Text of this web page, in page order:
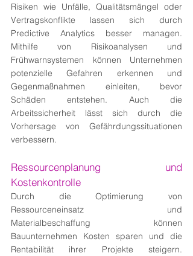
Risiken wie Unfälle, Qualitätsmängel oder
Vertragskonflikte lassen sich durch
Predictive Analytics besser managen.
Mithilfe von Risikoanalysen und
Frühwarnsystemen können Unternehmen
potenzielle Gefahren erkennen und
Gegenmaßnahmen einleiten, bevor
Schäden entstehen. Auch die
Arbeitssicherheit lässt sich durch die
Vorhersage von Gefährdungssituationen
verbessern.
Ressourcenplanung und
Kostenkontrolle
Durch die Optimierung von
Ressourceneinsatz und
Materialbeschaffung können
Bauunternehmen Kosten sparen und die
Rentabilität ihrer Projekte steigern.